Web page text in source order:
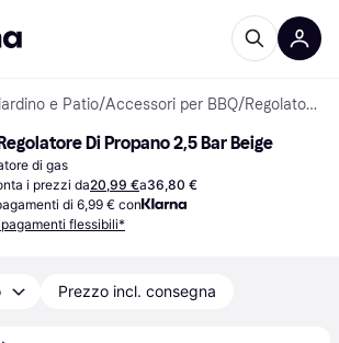
e Patio/Accessori per BBQ/ Regolatori di gas
Di Propano 2,5 Bar Beige
di gas
i prezzi da20,99 €a36,80 €
di 6,99 € con
flessibili*
Prezzo incl. consegna